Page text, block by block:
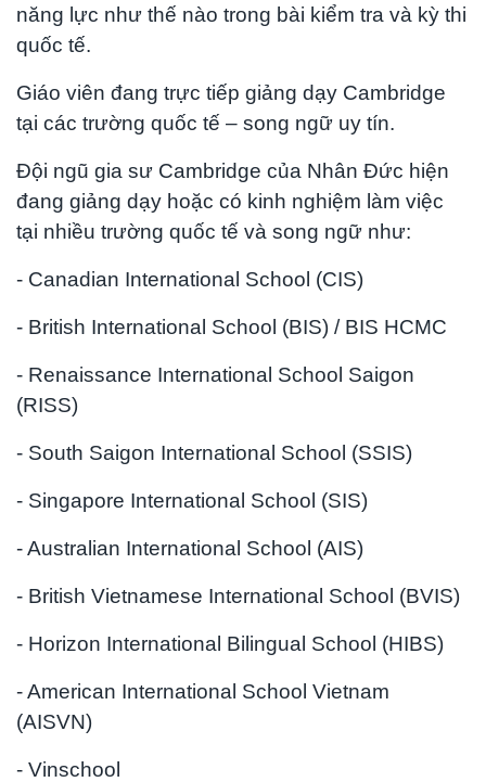
năng lực như thế nào trong bài kiểm tra và kỳ thi
quốc tế.
Giáo viên đang trực tiếp giảng dạy Cambridge
tại các trường quốc tế – song ngữ uy tín.
Đội ngũ gia sư Cambridge của Nhân Đức hiện
đang giảng dạy hoặc có kinh nghiệm làm việc
tại nhiều trường quốc tế và song ngữ như:
- Canadian International School (CIS)
- British International School (BIS) / BIS HCMC
- Renaissance International School Saigon
(RISS)
- South Saigon International School (SSIS)
- Singapore International School (SIS)
- Australian International School (AIS)
- British Vietnamese International School (BVIS)
- Horizon International Bilingual School (HIBS)
- American International School Vietnam
(AISVN)
- Vinschool